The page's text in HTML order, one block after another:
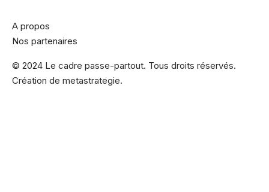
A propos
Nos partenaires
© 2024 Le cadre passe-partout. Tous droits réservés.
Création de metastrategie.